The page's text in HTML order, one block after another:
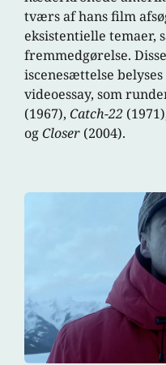
tværs af hans film
eksistentielle temaer,
fremmedgørelse.
iscenesættelse
videoessay, som
(1967),Catch-22
ogCloser (2004).